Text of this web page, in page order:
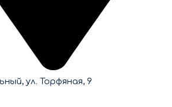
ул. Торфяная, 9